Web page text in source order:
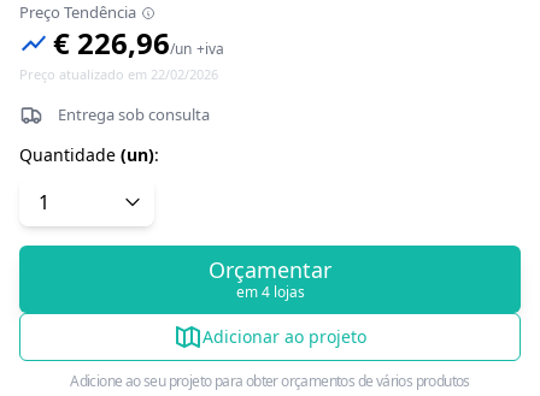
Preço Tendência
€ 226,96/un +iva
Preço atualizado em 22/02/2026
Entrega sob consulta
Quantidade (un):
Orçamentar
em 4 lojas
Adicionar ao projeto
Adicione ao seu projeto para obter orçamentos de vários produtos